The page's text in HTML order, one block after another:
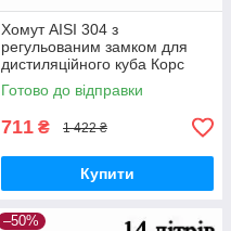
Хомут AISI 304 з
регульованим замком для
дистиляційного куба Корс
540 мм, підходить для кубів
80-150 л
Готово до відправки
711 ₴ 1 422 ₴
Купити
–50%